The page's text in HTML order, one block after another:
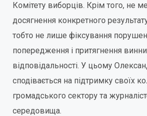
Комітету виборців. Крім того, не
досягнення конкретного
тобто не лише фіксування
попередження і притягнення
відповідальності. У цьому
сподівається на підтримку своїх
громадського сектору та
середовища.